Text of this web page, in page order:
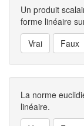
Un produit
forme linéaire
La norme
linéaire.